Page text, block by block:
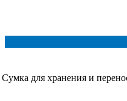
Сумка для хранения и